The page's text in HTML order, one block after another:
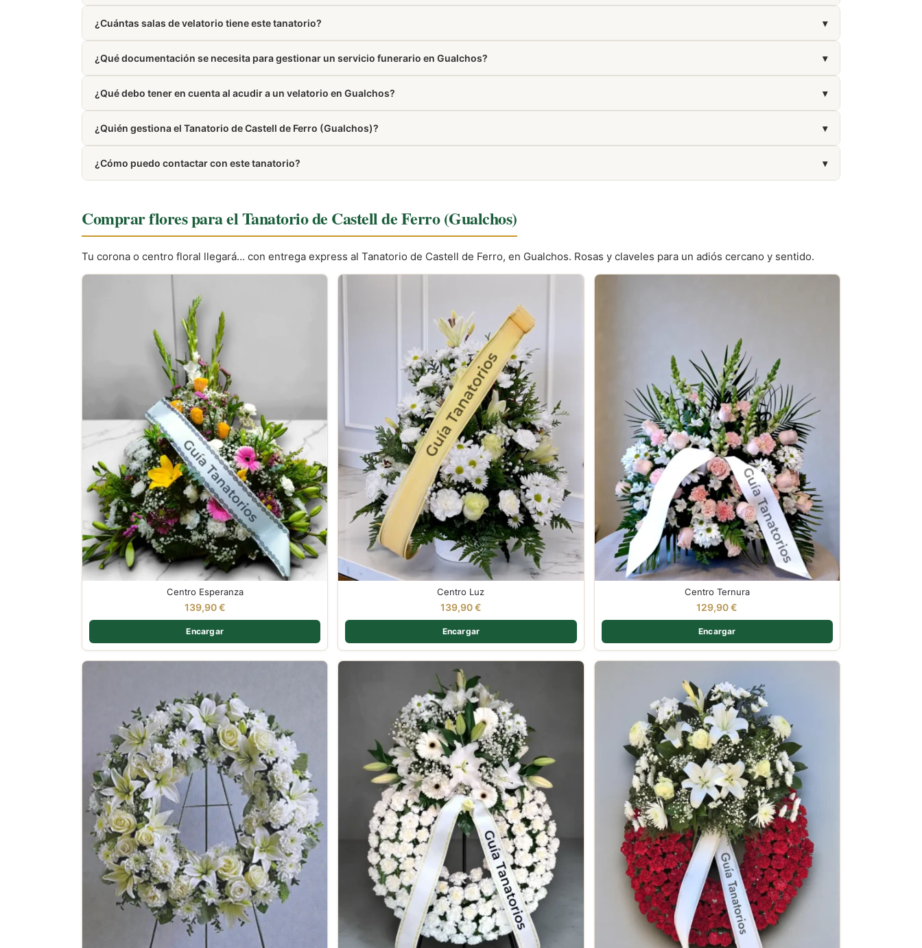
¿Cuántas salas de velatorio tiene este tanatorio?
▾
¿Qué documentación se necesita para gestionar un servicio funerario en Gualchos?
▾
¿Qué debo tener en cuenta al acudir a un velatorio en Gualchos?
▾
¿Quién gestiona el Tanatorio de Castell de Ferro (Gualchos)?
▾
¿Cómo puedo contactar con este tanatorio?
▾
Comprar flores para el Tanatorio de Castell de Ferro (Gualchos)
Tu corona o centro floral llegará... con entrega express al Tanatorio de Castell de Ferro, en Gualchos. Rosas y claveles para un adiós cercano y sentido.
Centro Esperanza
139,90€
Encargar
Centro Luz
139,90€
Encargar
Centro Ternura
129,90€
Encargar